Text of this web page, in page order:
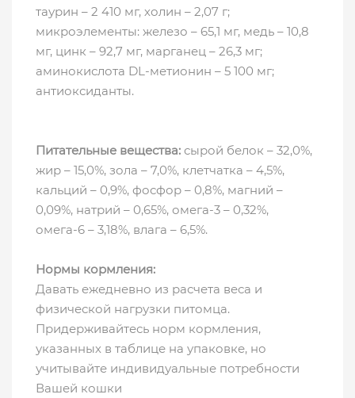
таурин – 2 410 мг, холин – 2,07 г;
микроэлементы: железо – 65,1 мг, медь – 10,8
мг, цинк – 92,7 мг, марганец – 26,3 мг;
аминокислота DL-метионин – 5 100 мг;
антиоксиданты.
Питательные вещества: сырой белок – 32,0%,
жир – 15,0%, зола – 7,0%, клетчатка – 4,5%,
кальций – 0,9%, фосфор – 0,8%, магний –
0,09%, натрий – 0,65%, омега-3 – 0,32%,
омега-6 – 3,18%, влага – 6,5%.
Нормы кормления:
Давать ежедневно из расчета веса и
физической нагрузки питомца.
Придерживайтесь норм кормления,
указанных в таблице на упаковке, но
учитывайте индивидуальные потребности
Вашей кошки